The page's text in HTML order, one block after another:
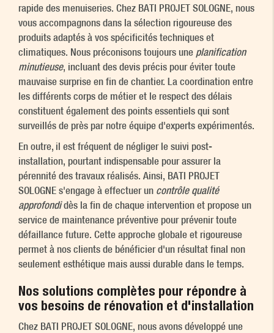
rapide des menuiseries. Chez BATI PROJET SOLOGNE, nous
vous accompagnons dans la sélection rigoureuse des
produits adaptés à vos spécificités techniques et
climatiques. Nous préconisons toujours une planification
minutieuse, incluant des devis précis pour éviter toute
mauvaise surprise en fin de chantier. La coordination entre
les différents corps de métier et le respect des délais
constituent également des points essentiels qui sont
surveillés de près par notre équipe d'experts expérimentés.
En outre, il est fréquent de négliger le suivi post-
installation, pourtant indispensable pour assurer la
pérennité des travaux réalisés. Ainsi, BATI PROJET
SOLOGNE s'engage à effectuer un contrôle qualité
approfondidès la fin de chaque intervention et propose un
service de maintenance préventive pour prévenir toute
défaillance future. Cette approche globale et rigoureuse
permet à nos clients de bénéficier d'un résultat final non
seulement esthétique mais aussi durable dans le temps.
Nos solutions complètes pour répondre à
vos besoins de rénovation et d'installation
Chez BATI PROJET SOLOGNE, nous avons développé une